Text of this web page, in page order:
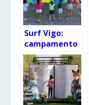
Surf Vigo:
campamento
de verano
para niños y
jóvenes